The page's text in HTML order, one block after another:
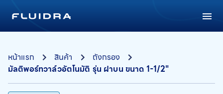
หน้าแรก สินค้า
ถังกรอง
มัลติพอร์ทวาล์วอัตโนมัติ รุ่น ฝาบน ขนาด 1-1/2"